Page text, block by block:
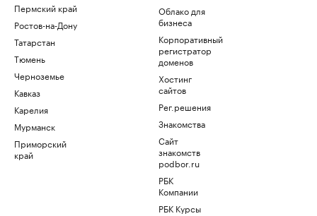
Пермский край
Ростов-на-Дону
Татарстан
Тюмень
Черноземье
Кавказ
Карелия
Мурманск
Приморский
край
Облако для
бизнеса
Корпоративный
регистратор
доменов
Хостинг
сайтов
Рег.решения
Знакомства
Сайт
знакомств
podbor.ru
РБК
Компании
РБК Курсы